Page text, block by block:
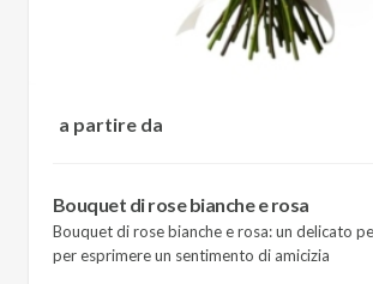
a partire da
Bouquet di rose bianche e rosa
Bouquet di rose bianche e rosa: un delicato
per esprimere un sentimento di amicizia